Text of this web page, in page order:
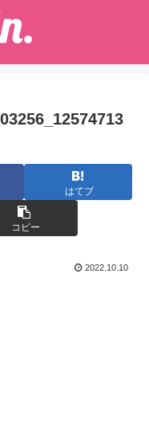
はてブ
コピー
2022.10.10